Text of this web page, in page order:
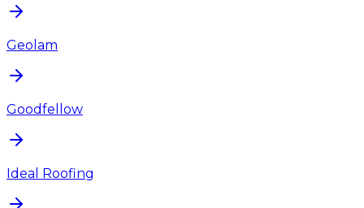
Geolam
Goodfellow
Ideal Roofing